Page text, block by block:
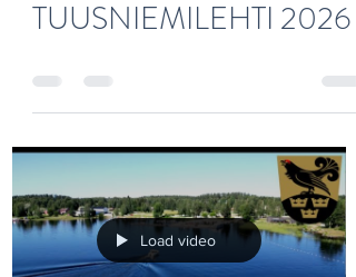
24.3.
0 min käytetty lukemiseen
TUUSNIEMILEHTI 2026